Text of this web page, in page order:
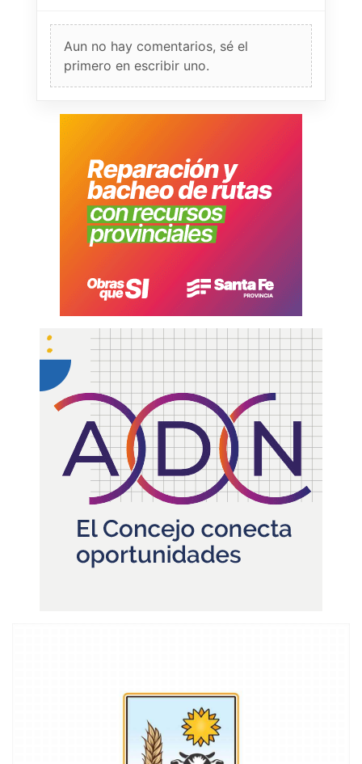
Aun no hay comentarios, sé el
primero en escribir uno.